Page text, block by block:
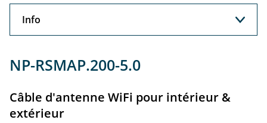
Info
NP-RSMAP.200-5.0
Câble d'antenne WiFi pour intérieur &
extérieur